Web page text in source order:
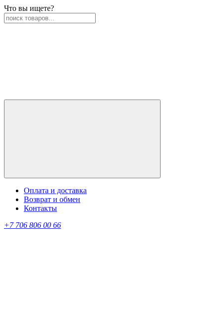
Что вы ищете?
Оплата и доставка
Возврат и обмен
Контакты
+7 706 806 00 66